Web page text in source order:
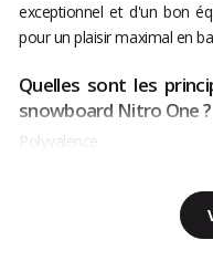
exceptionnel et d'un bon
pour un plaisir maximal en
Quelles sont les
snowboard Nitro One ?
Polyvalence